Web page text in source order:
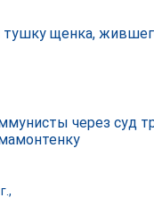
тушку щенка,
через суд